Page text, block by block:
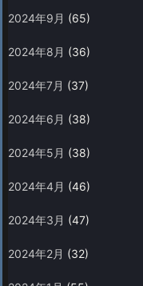
2024年9月 (65)
2024年8月 (36)
2024年7月 (37)
2024年6月 (38)
2024年5月 (38)
2024年4月 (46)
2024年3月 (47)
2024年2月 (32)